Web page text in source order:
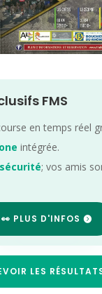
FMS
en temps réel
intégrée.
sécurité; vos amis
👀 PLUS D'INFOS
LES